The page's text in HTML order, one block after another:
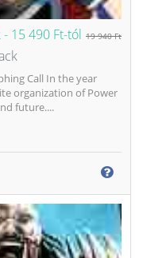
- 15 490 Ft-tól 19 940 Ft
Call In the year
organization of Power
future....